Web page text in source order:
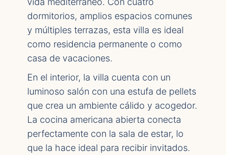
dormitorios, amplios espacios comunes
y múltiples terrazas, esta villa es ideal
como residencia permanente o como
casa de vacaciones.
En el interior, la villa cuenta con un
luminoso salón con una estufa de pellets
que crea un ambiente cálido y acogedor.
La cocina americana abierta conecta
perfectamente con la sala de estar, lo
que la hace ideal para recibir invitados.